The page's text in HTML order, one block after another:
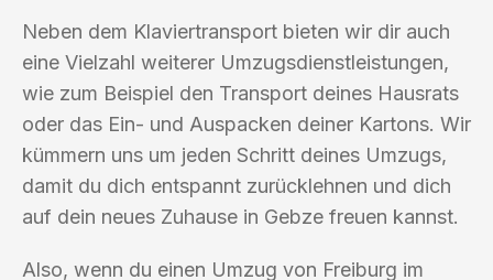
Neben dem Klaviertransport bieten wir dir auch
eine Vielzahl weiterer Umzugsdienstleistungen,
wie zum Beispiel den Transport deines Hausrats
oder das Ein- und Auspacken deiner Kartons. Wir
kümmern uns um jeden Schritt deines Umzugs,
damit du dich entspannt zurücklehnen und dich
auf dein neues Zuhause in Gebze freuen kannst.
Also, wenn du einen Umzug von Freiburg im